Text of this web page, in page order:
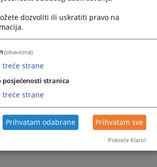
dozvoliti ili uskratiti pravo na
(obavezna)
treće strane
stranica
treće strane
Prihvatam odabrane Prihvatam sve
Pokreće Klaro!